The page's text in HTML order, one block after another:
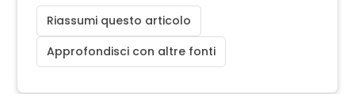
Riassumi questo articolo
Approfondisci con altre fonti